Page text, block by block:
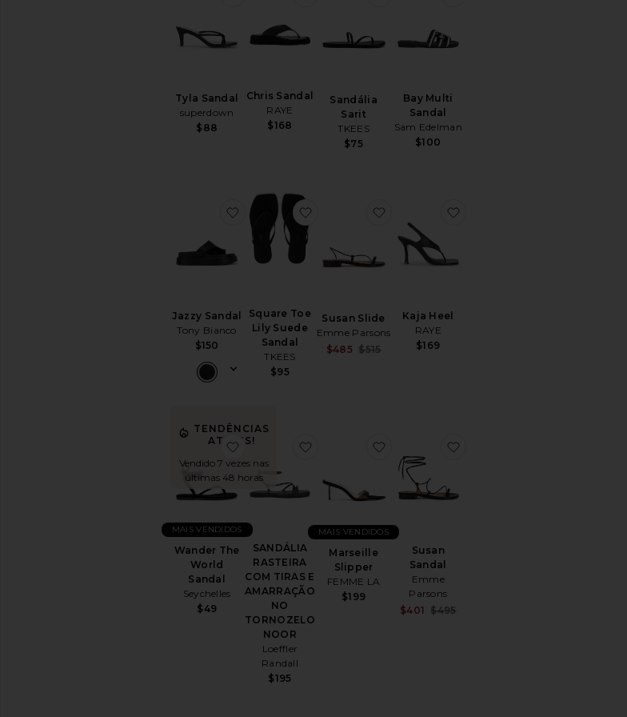
Tyla Sandal
superdown
$88
Chris Sandal
RAYE
$168
Sandália
Sarit
TKEES
$75
Bay Multi
Sandal
Sam Edelman
$100
Jazzy Sandal
Tony Bianco
$150
favoritoJazzy Sandal
Square Toe
Lily Suede
Sandal
TKEES
$95
favoritoSquare Toe Lily Suede Sandal
Susan Slide
Emme Parsons
Sale price:
$485 $515
favoritoSusan Slide
Kaja Heel
RAYE
$169
TENDÊNCIAS
ATUAIS!
Vendido 7 vezes nas
últimas 48 horas
Wander The
World
Sandal
Seychelles
$49
MAIS VENDIDOS
favoritoWander The World Sandal
SANDÁLIA
RASTEIRA
COM TIRAS E
AMARRAÇÃO
NO
TORNOZELO
NOOR
Loeffler
Randall
$195
favoritoSANDÁLIA RASTEIRA COM TIRAS E
Marseille
Slipper
FEMME LA
$199
MAIS VENDIDOS
favoritoMarseille Slipper
Susan
Sandal
Emme
Parsons
$401 $495